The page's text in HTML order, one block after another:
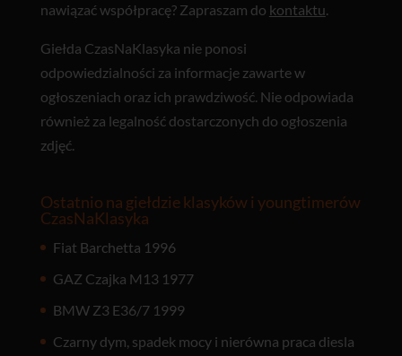
nawiązać współpracę? Zapraszam do kontaktu.
Giełda CzasNaKlasyka nie ponosi
odpowiedzialności za informacje zawarte w
ogłoszeniach oraz ich prawdziwość. Nie odpowiada
również za legalność dostarczonych do ogłoszenia
zdjęć.
Ostatnio na giełdzie klasyków i youngtimerów
CzasNaKlasyka
Fiat Barchetta 1996
GAZ Czajka M13 1977
BMW Z3 E36/7 1999
Czarny dym, spadek mocy i nierówna praca diesla